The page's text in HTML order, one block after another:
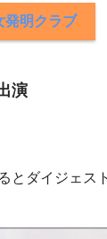
明クラブ
演
とダイジェス